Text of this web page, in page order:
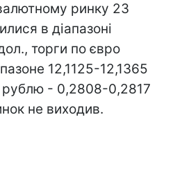
ринку 23
в діапазоні
торги по євро
12,1125-12,1365
рублю - 0,2808-0,2817
не виходив.